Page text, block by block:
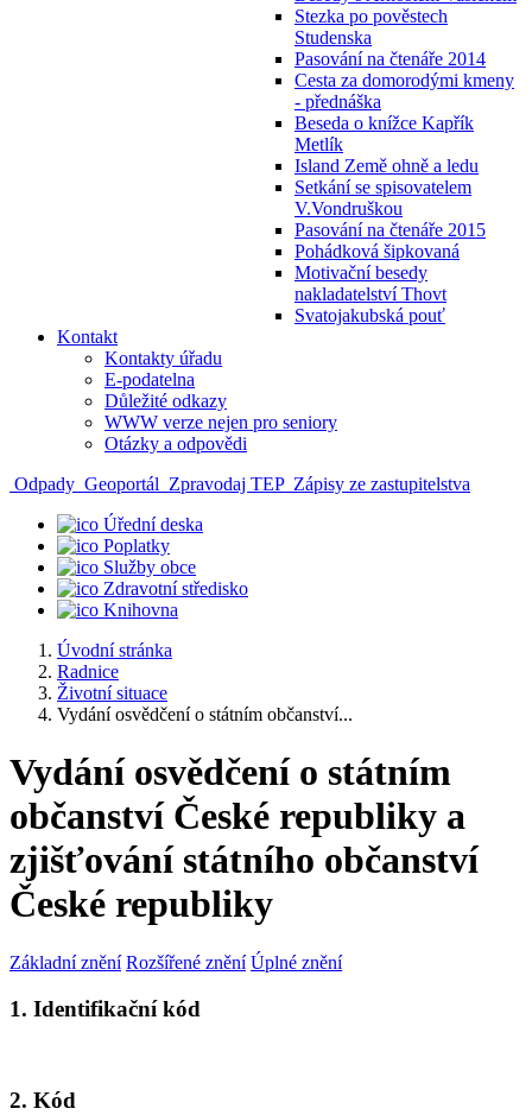
Stezka po pověstech
Studenska
Pasování na čtenáře 2014
Cesta za domorodými kmeny
- přednáška
Beseda o knížce Kapřík
Metlík
Island Země ohně a ledu
Setkání se spisovatelem
V.Vondruškou
Pasování na čtenáře 2015
Pohádková šipkovaná
Motivační besedy
nakladatelství Thovt
Svatojakubská pouť
Kontakt
Kontakty úřadu
E-podatelna
Důležité odkazy
WWW verze nejen pro seniory
Otázky a odpovědi
Odpady Geoportál Zpravodaj TEP Zápisy ze zastupitelstva
Úřední deska
Poplatky
Služby obce
Zdravotní středisko
Knihovna
Úvodní stránka
Radnice
Životní situace
Vydání osvědčení o státním občanství...
Vydání osvědčení o státním
občanství České republiky a
zjišťování státního občanství
České republiky
Základní znění Rozšířené znění Úplné znění
1. Identifikační kód
2. Kód